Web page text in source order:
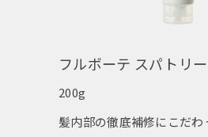
フルボーテ スパトリ
200g
髪内部の徹底補修にこだわ